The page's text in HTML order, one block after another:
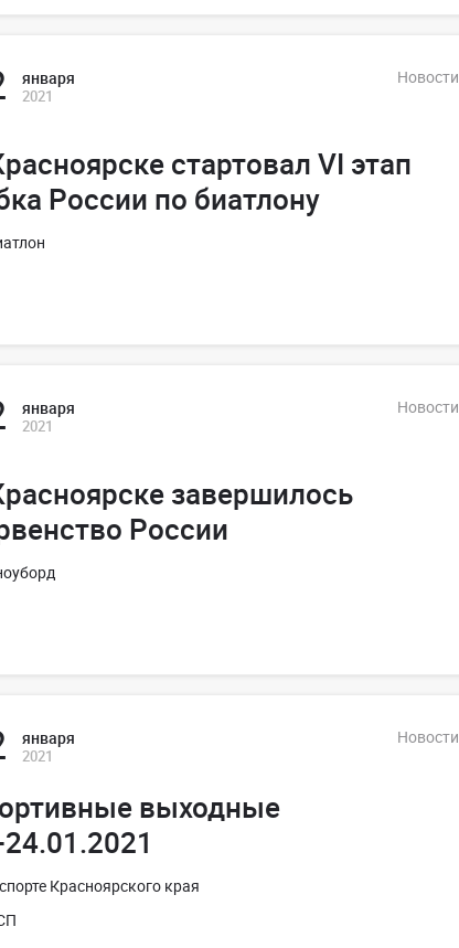
января
2021
Новости
стартовал VI этап
России по биатлону
января
2021
Новости
завершилось
России
января
2021
Новости
выходные
Красноярского края